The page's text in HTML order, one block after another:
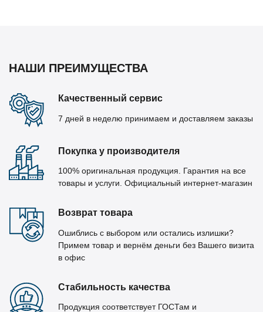
НАШИ ПРЕИМУЩЕСТВА
Качественный сервис
7 дней в неделю принимаем и доставляем заказы
Покупка у производителя
100% оригинальная продукция. Гарантия на все
товары и услуги. Официальный интернет-магазин
Возврат товара
Ошиблись с выбором или остались излишки?
Примем товар и вернём деньги без Вашего визита
в офис
Стабильность качества
Продукция соответствует ГОСТам и